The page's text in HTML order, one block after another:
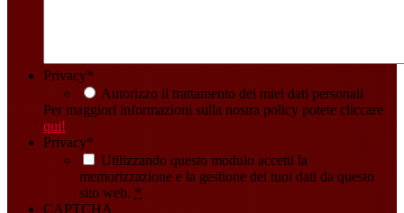
Privacy*
Autorizzo il trattamento dei miei dati personali
Per maggiori informazioni sulla nostra policy potete cliccare
qui!
Privacy*
Utilizzando questo modulo accetti la
memorizzazione e la gestione dei tuoi dati da questo
sito web. *
CAPTCHA